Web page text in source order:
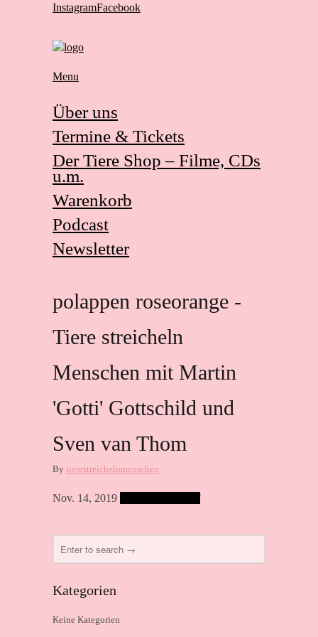
InstagramFacebook
Menu
Über uns
Termine & Tickets
Der Tiere Shop – Filme, CDs
u.m.
Warenkorb
Podcast
Newsletter
polappen roseorange -
Tiere streicheln
Menschen mit Martin
'Gotti' Gottschild und
Sven van Thom
By tierestreichelnmenschen
Nov. 14, 2019
Kategorien
Keine Kategorien